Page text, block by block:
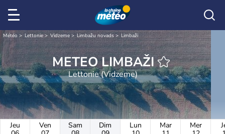
Météo Lettonie Vidzeme Limbažu novads Limbaži
METEO LIMBAŽI
Lettonie (Vidzeme)
Jeu
Ven
Sam
Dim
Lun
Mar
Mer